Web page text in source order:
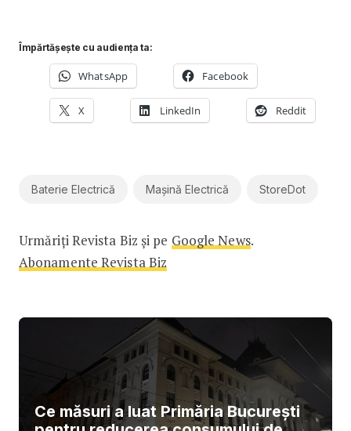
Împărtășește cu audiența ta:
WhatsApp Facebook
X LinkedIn Reddit
Baterie Electrică Mașină Electrică StoreDot
Urmăriți Revista Biz și pe Google News.
Abonamente Revista Biz
Ce măsuri a luat Primăria București